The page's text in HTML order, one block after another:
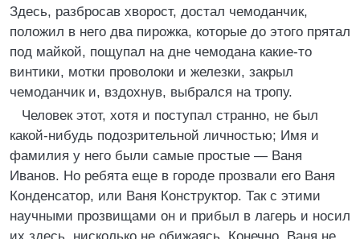
Здесь, разбросав хворост, достал чемоданчик,
положил в него два пирожка, которые до этого прятал
под майкой, пощупал на дне чемодана какие-то
винтики, мотки проволоки и железки, закрыл
чемоданчик и, вздохнув, выбрался на тропу.
Человек этот, хотя и поступал странно, не был
какой-нибудь подозрительной личностью; Имя и
фамилия у него были самые простые — Ваня
Иванов. Но ребята еще в городе прозвали его Ваня
Конденсатор, или Ваня Конструктор. Так с этими
научными прозвищами он и прибыл в лагерь и носил